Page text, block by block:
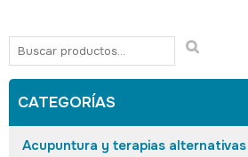
CATEGORÍAS
Acupuntura y terapias alternativas